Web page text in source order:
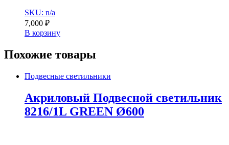
SKU: n/a
7,000 ₽
В корзину
Похожие товары
Подвесные светильники
Акриловый Подвесной светильник
8216/1L GREEN Ø600